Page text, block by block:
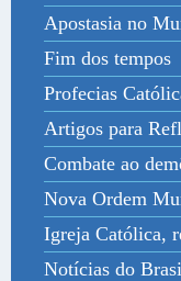
Apostasia no
Fim dos tempos
Profecias
Artigos para
Combate ao
Nova Ordem
Igreja Católica,
Notícias do